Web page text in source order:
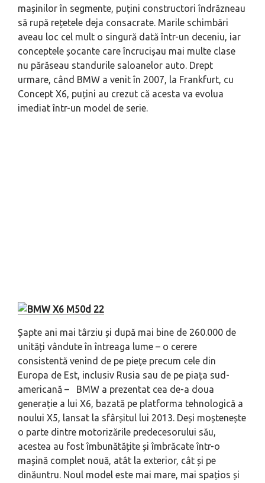
mașinilor în segmente, puțini constructori îndrăzneau
să rupă rețetele deja consacrate. Marile schimbări
aveau loc cel mult o singură dată într-un deceniu, iar
conceptele șocante care încrucișau mai multe clase
nu părăseau standurile saloanelor auto. Drept
urmare, când BMW a venit în 2007, la Frankfurt, cu
Concept X6, puțini au crezut că acesta va evolua
imediat într-un model de serie.
Șapte ani mai târziu și după mai bine de 260.000 de
unități vândute în întreaga lume – o cerere
consistentă venind de pe piețe precum cele din
Europa de Est, inclusiv Rusia sau de pe piața sud-
americană – BMW a prezentat cea de-a doua
generație a lui X6, bazată pe platforma tehnologică a
noului X5, lansat la sfârșitul lui 2013. Deși moștenește
o parte dintre motorizările predecesorului său,
acestea au fost îmbunătățite și îmbrăcate într-o
mașină complet nouă, atât la exterior, cât și pe
dinăuntru. Noul model este mai mare, mai spațios și